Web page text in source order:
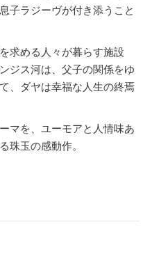
子ラジーヴが付き添うこと
求める人々が暮らす施設
ジス河は、父子の関係をゆ
、ダヤは幸福な人生の終焉
マを、ユーモアと人情味あ
珠玉の感動作。